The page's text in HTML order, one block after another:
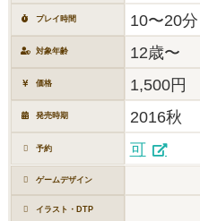
プレイ時間 10〜20分
対象年齢 12歳〜
価格 1,500円
発売時期 2016秋
予約 可
ゲームデザイン
イラスト・DTP